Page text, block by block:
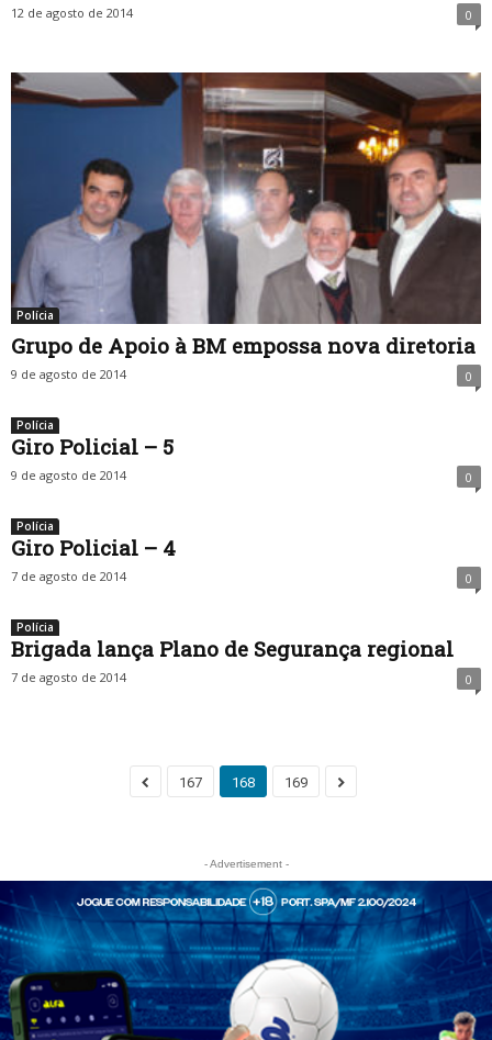
12 de agosto de 2014 0
Polícia
Grupo de Apoio à BM empossa nova diretoria
9 de agosto de 2014 0
Polícia
Giro Policial – 5
9 de agosto de 2014 0
Polícia
Giro Policial – 4
7 de agosto de 2014 0
Polícia
Brigada lança Plano de Segurança regional
7 de agosto de 2014 0
167 168 169
- Advertisement -